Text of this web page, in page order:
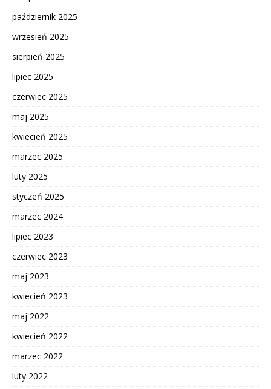
październik 2025
wrzesień 2025
sierpień 2025
lipiec 2025
czerwiec 2025
maj 2025
kwiecień 2025
marzec 2025
luty 2025
styczeń 2025
marzec 2024
lipiec 2023
czerwiec 2023
maj 2023
kwiecień 2023
maj 2022
kwiecień 2022
marzec 2022
luty 2022